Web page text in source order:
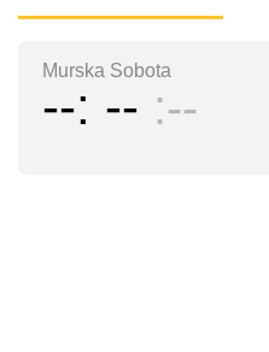
Murska Sobota
-- -- --